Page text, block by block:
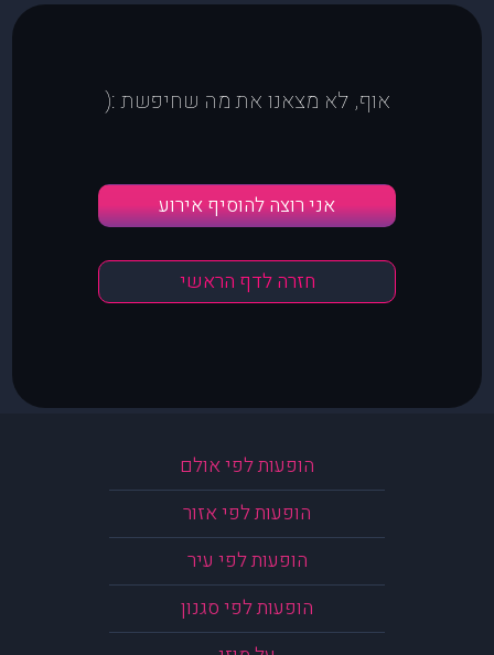
אוף, לא מצאנו את מה שחיפשת :(
אני רוצה להוסיף אירוע
חזרה לדף הראשי
הופעות לפי אולם
הופעות לפי אזור
הופעות לפי עיר
הופעות לפי סגנון